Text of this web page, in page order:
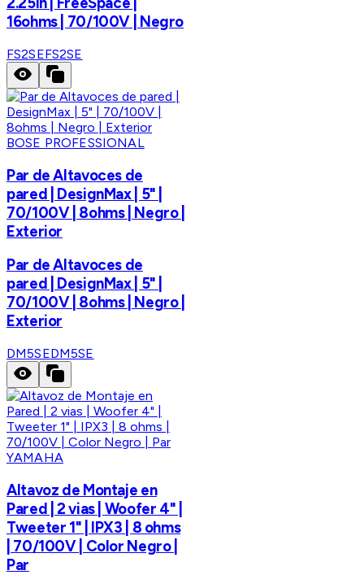
16ohms | 70/100V | Negro
FS2SEFS2SE
BOSE PROFESSIONAL
Par de Altavoces de
pared | DesignMax | 5" |
70/100V | 8ohms | Negro |
Exterior
Par de Altavoces de
pared | DesignMax | 5" |
70/100V | 8ohms | Negro |
Exterior
DM5SEDM5SE
YAMAHA
Altavoz de Montaje en
Pared | 2 vias | Woofer 4" |
Tweeter 1" | IPX3 | 8 ohms
| 70/100V | Color Negro |
Par